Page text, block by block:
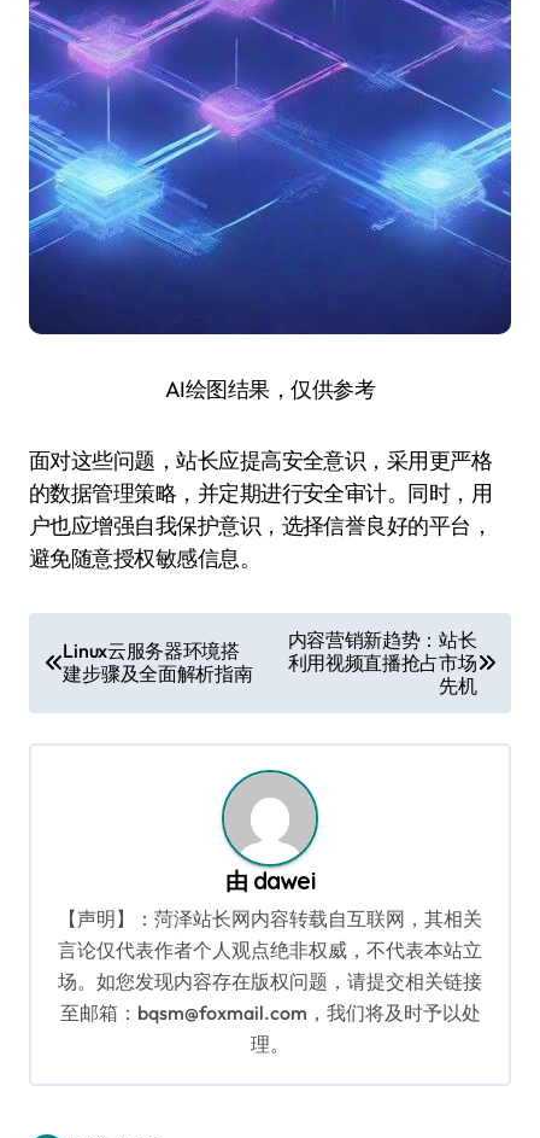
AI绘图结果，仅供参考
面对这些问题，站长应提高安全意识，采用更严格
的数据管理策略，并定期进行安全审计。同时，用
户也应增强自我保护意识，选择信誉良好的平台，
避免随意授权敏感信息。
章
导
航
Linux云服务器环境搭
建步骤及全面解析指南
内容营销新趋势：站长
利用视频直播抢占市场
先机
由 dawei
【声明】：菏泽站长网内容转载自互联网，其相关
言论仅代表作者个人观点绝非权威，不代表本站立
场。如您发现内容存在版权问题，请提交相关链接
至邮箱：bqsm@foxmail.com，我们将及时予以处
理。